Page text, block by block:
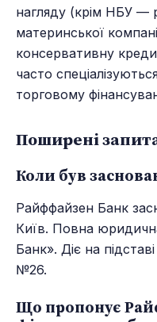
нагляду (крім НБУ —
материнської
консервативну
часто
торговому
Поширені
Коли був
Райффайзен Банк
Київ. Повна
Банк». Діє на
№26.
Що пропонує